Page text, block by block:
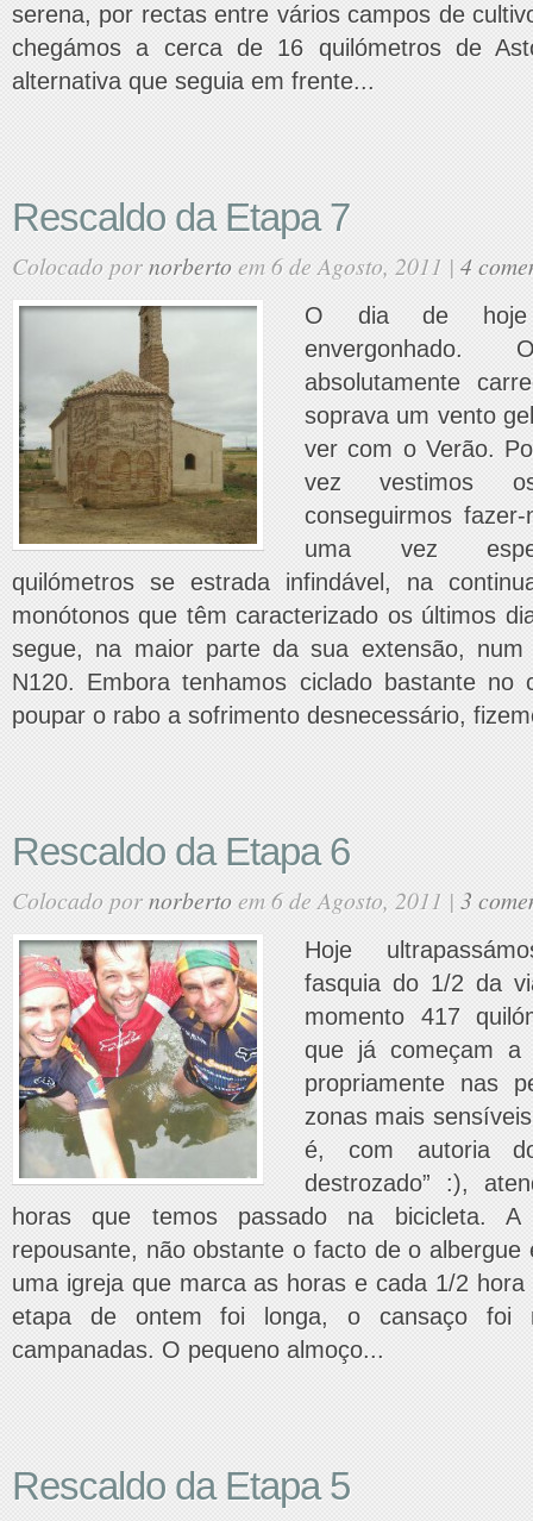
serena, por rectas entre vários campos de
chegámos a cerca de 16 quilómetros de
alternativa que seguia em frente...
Rescaldo da Etapa 7
Colocado pornorberto em 6 de Agosto, 2011 | 4
O dia de hoje
absolutamente
soprava um vento
ver com o Verão.
vez vestimos
conseguirmos
uma vez
quilómetros se estrada infindável, na
monótonos que têm caracterizado os últimos
segue, na maior parte da sua extensão,
N120. Embora tenhamos ciclado bastante no
poupar o rabo a sofrimento desnecessário,
Rescaldo da Etapa 6
Colocado pornorbertoem 6 de Agosto, 2011 | 3
Hoje
fasquia do 1/2 da
momento 417
que já começam a
propriamente nas
zonas mais
é, com autoria
destrozado” :),
horas que temos passado na bicicleta.
repousante, não obstante o facto de o albergue
uma igreja que marca as horas e cada 1/2
etapa de ontem foi longa, o cansaço foi
campanadas. O pequeno almoço...
Rescaldo da Etapa 5